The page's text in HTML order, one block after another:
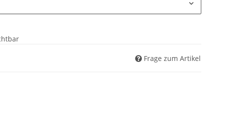
Frage zum Artikel